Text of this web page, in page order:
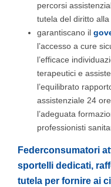
percorsi
tutela del diritto alla
garantiscano il
l’accesso a cure
l’efficace
terapeutici e
l’equilibrato
assistenziale 24
l’adeguata
professionisti
Federconsumatori
sportelli dedicati,
tutela per fornire ai